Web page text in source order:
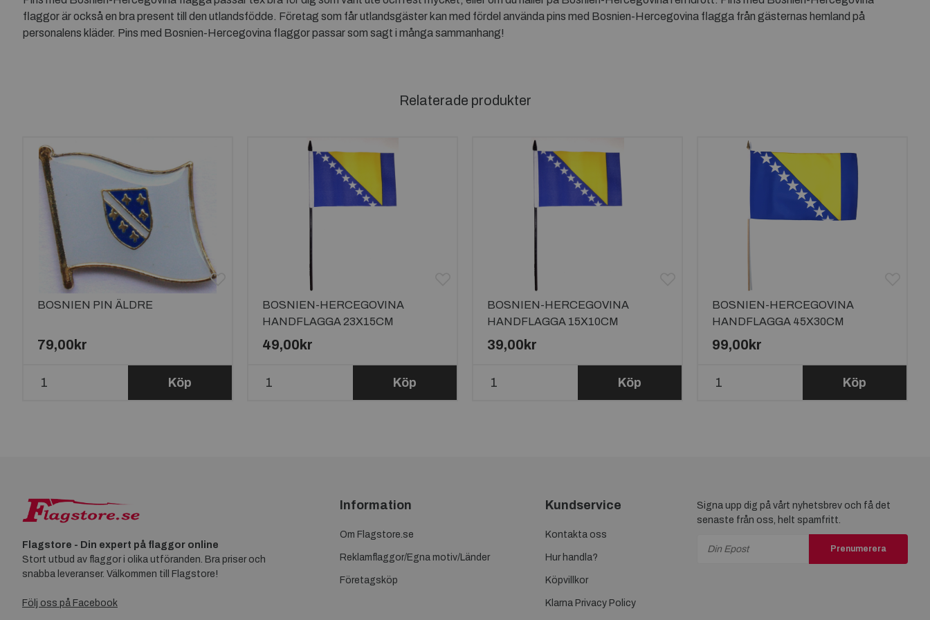
flaggor är också en bra present till den utlandsfödde. Företag som får utlandsgäster kan med fördel använda pins med Bosnien-Hercegovina flagga från gästernas hemland på
personalens kläder. Pins med Bosnien-Hercegovina flaggor passar som sagt i många sammanhang!
Relaterade produkter
BOSNIEN PIN ÄLDRE
79,00kr
Köp
BOSNIEN-HERCEGOVINA
HANDFLAGGA 23X15CM
49,00kr
Köp
BOSNIEN-HERCEGOVINA
HANDFLAGGA 15X10CM
39,00kr
Köp
BOSNIEN-HERCEGOVINA
HANDFLAGGA 45X30CM
99,00kr
Köp
Flagstore - Din expert på flaggor online
Stort utbud av flaggor i olika utföranden. Bra priser och
snabba leveranser. Välkommen till Flagstore!
Följ oss på Facebook
Information
Om Flagstore.se
Reklamflaggor/Egna motiv/Länder
Företagsköp
Kundservice
Kontakta oss
Hur handla?
Köpvillkor
Klarna Privacy Policy
Signa upp dig på vårt nyhetsbrev och få det
senaste från oss, helt spamfritt.
Prenumerera